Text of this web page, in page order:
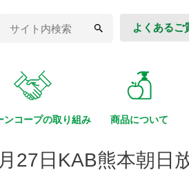
よくあるご
ンコープの取り組み 商品について
27日KAB熊本朝